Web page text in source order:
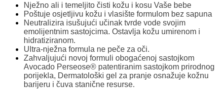
Nježno ali i temeljito čisti kožu i kosu Vaše bebe
Poštuje osjetljivu kožu i vlasište formulom bez sapuna
Neutralizira isušujući učinak tvrde vode svojim
emolijentnim sastojcima. Ostavlja kožu umirenom i
hidratiziranom.
Ultra-nježna formula ne peče za oči.
Zahvaljujući novoj formuli obogaćenoj sastojkom
Avocado Perseose® patentiranim sastojkom prirodnog
porijekla, Dermatološki gel za pranje osnažuje kožnu
barijeru i čuva stanične resurse.